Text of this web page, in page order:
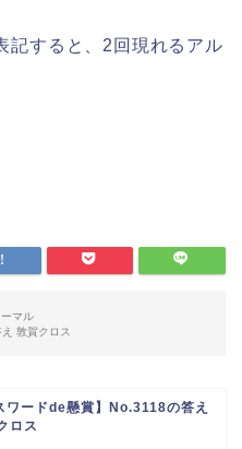
記すると、2回現れるアル
ーマル
敦賀クロス
ワードde懸賞】No.3118の答え
ロス